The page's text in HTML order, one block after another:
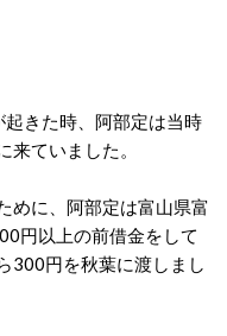
きた時、阿部定は当時
ていました。
めに、阿部定は富山県富
円以上の前借金をして
300円を秋葉に渡しまし